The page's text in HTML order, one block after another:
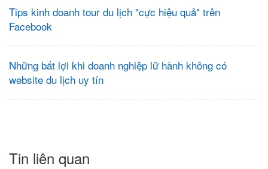
Tips kinh doanh tour du lịch "cực hiệu quả" trên
Facebook
Những bất lợi khi doanh nghiệp lữ hành không có
website du lịch uy tín
Tin liên quan